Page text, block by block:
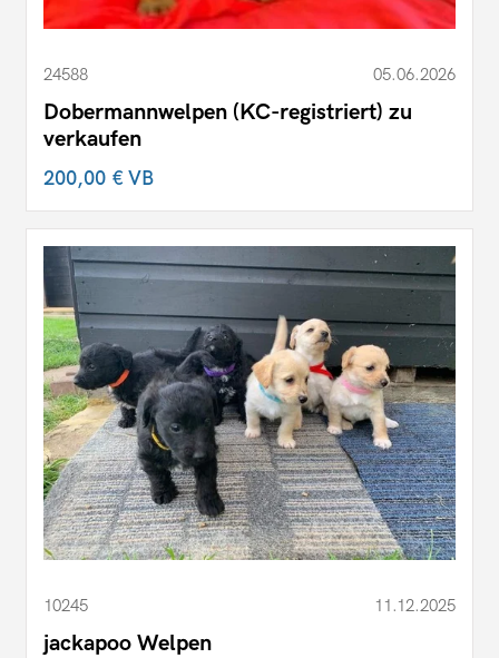
24588 05.06.2026
Dobermannwelpen (KC-registriert) zu
verkaufen
200,00 €VB
10245 11.12.2025
jackapoo Welpen